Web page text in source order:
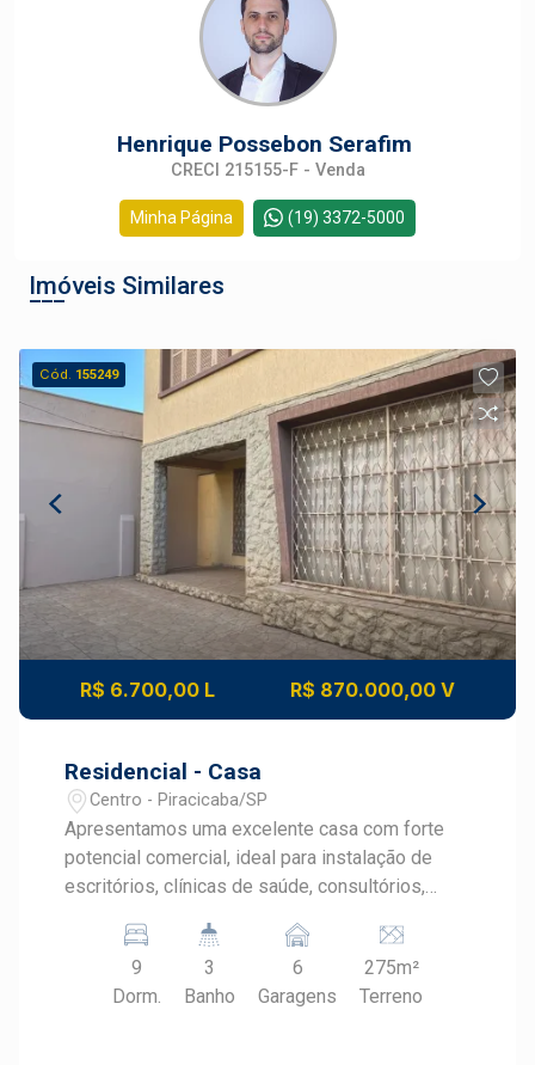
Henrique Possebon Serafim
CRECI 215155-F - Venda
Minha Página (19) 3372-5000
Imóveis Similares
Cód. 155249
R$ 6.700,00 L R$ 870.000,00 V
Residencial - Casa
Centro - Piracicaba/SP
Apresentamos uma excelente casa com forte
potencial comercial, ideal para instalação de
escritórios, clínicas de saúde, consultórios,
salas amplas e bem distribuídas, perfeitas para
diversos tipos de uso profissional ( algumas
salas ja com ar condicionado ) 02 cozinhas, que
9
Dorm.
3
Banho
6
Garagens
275m²
Terreno